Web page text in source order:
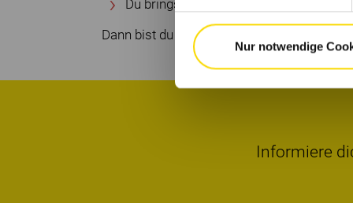
Nur notwendige
Du bringst Begeisterungsfähigkeit,
Dann bist du bei KEMPER genau richtig!
Informiere